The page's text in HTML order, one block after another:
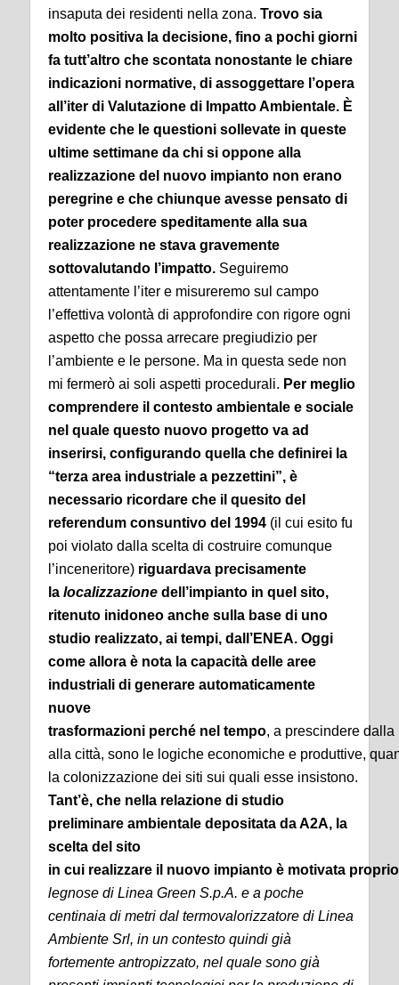
insaputa dei residenti nella zona. Trovo sia
molto positiva la decisione, fino a pochi giorni
fa tutt’altro che scontata nonostante le chiare
indicazioni normative, di assoggettare l’opera
all’iter di Valutazione di Impatto Ambientale. È
evidente che le questioni sollevate in queste
ultime settimane da chi si oppone alla
realizzazione del nuovo impianto non erano
peregrine e che chiunque avesse pensato di
poter procedere speditamente alla sua
realizzazione ne stava gravemente
sottovalutando l’impatto. Seguiremo
attentamente l’iter e misureremo sul campo
l’effettiva volontà di approfondire con rigore ogni
aspetto che possa arrecare pregiudizio per
l’ambiente e le persone. Ma in questa sede non
mi fermerò ai soli aspetti procedurali. Per meglio
comprendere il contesto ambientale e sociale
nel quale questo nuovo progetto va ad
inserirsi, configurando quella che definirei la
“terza area industriale a pezzettini”, è
necessario ricordare che il quesito del
referendum consuntivo del 1994 (il cui esito fu
poi violato dalla scelta di costruire comunque
l’inceneritore) riguardava precisamente
la localizzazione dell’impianto in quel sito,
ritenuto inidoneo anche sulla base di uno
studio realizzato, ai tempi, dall’ENEA. Oggi
come allora è nota la capacità delle aree
industriali di generare automaticamente
nuove
trasformazioni perché nel tempo, a prescindere
alla città, sono le logiche economiche e produttive,
la colonizzazione dei siti sui quali esse insistono.
Tant’è, che nella relazione di studio
preliminare ambientale depositata da A2A, la
scelta del sito
in cui realizzare il nuovo impianto è motivata
legnose di Linea Green S.p.A. e a poche
centinaia di metri dal termovalorizzatore di Linea
Ambiente Srl, in un contesto quindi già
fortemente antropizzato, nel quale sono già